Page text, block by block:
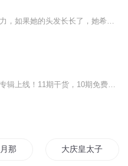
那时节 大庆皇太子